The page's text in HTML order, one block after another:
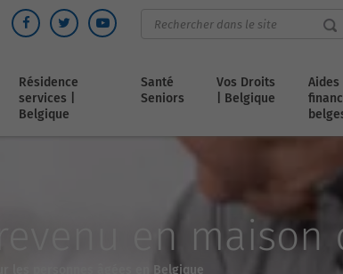
Résidence
services |
Belgique
Santé
Seniors
Vos Droits
| Belgique
Aides
en maison
les personnes âgées en Belgique